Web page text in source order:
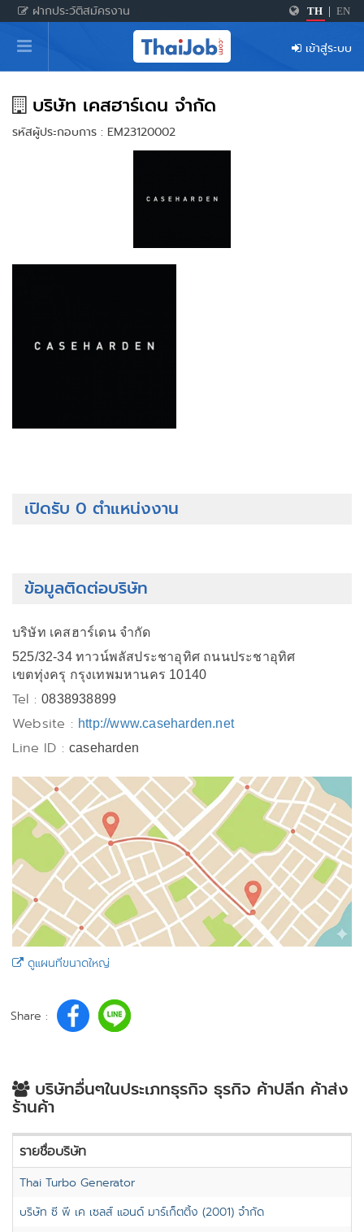
ฝากประวัติสมัครงาน TH EN
หน้าหลัก
ผู้สมัครงาน: เข้าสู่ระบบ
ฝากประวัติสมัครงาน
เกร็ดความรู้
สำหรับผู้ประกอบการ
เข้าสู่ระบบ
บริษัท เคสฮาร์เดน จำกัด
รหัสผู้ประกอบการ : EM23120002
เปิดรับ 0 ตำแหน่งงาน
ข้อมูลติดต่อบริษัท
บริษัท เคสฮาร์เดน จำกัด
525/32-34 ทาวน์พลัสประชาอุทิศ ถนนประชาอุทิศ
เขตทุ่งครุ กรุงเทพมหานคร 10140
Tel :0838938899
Website : http://www.caseharden.net
Line ID : caseharden
ดูแผนที่ขนาดใหญ่
Share :
บริษัทอื่นๆในประเภทธุรกิจ ธุรกิจ ค้าปลีก ค้าส่ง
ร้านค้า
รายชื่อบริษัท
Thai Turbo Generator
บริษัท ซี พี เค เซลส์ แอนด์ มาร์เก็ตติ้ง (2001) จำกัด